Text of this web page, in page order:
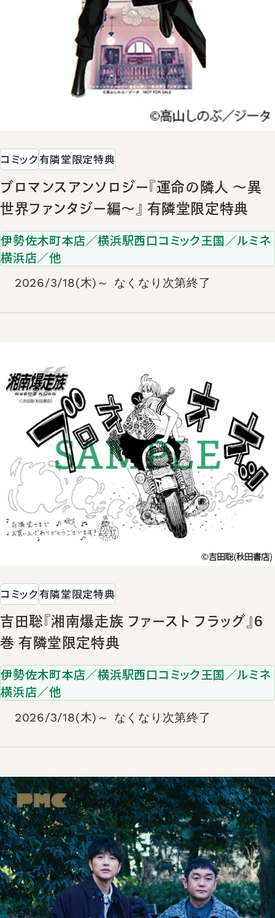
コミック有隣堂限定特典
ブロマンスアンソロジー『運命の隣人 ～異
世界ファンタジー編～』 有隣堂限定特典
伊勢佐木町本店／横浜駅西口コミック王国／ルミネ
横浜店／他
2026/3/18(木)～ なくなり次第終了
コミック有隣堂限定特典
吉田聡『湘南爆走族 ファースト フラッグ』6
巻 有隣堂限定特典
伊勢佐木町本店／横浜駅西口コミック王国／ルミネ
横浜店／他
2026/3/18(木)～ なくなり次第終了